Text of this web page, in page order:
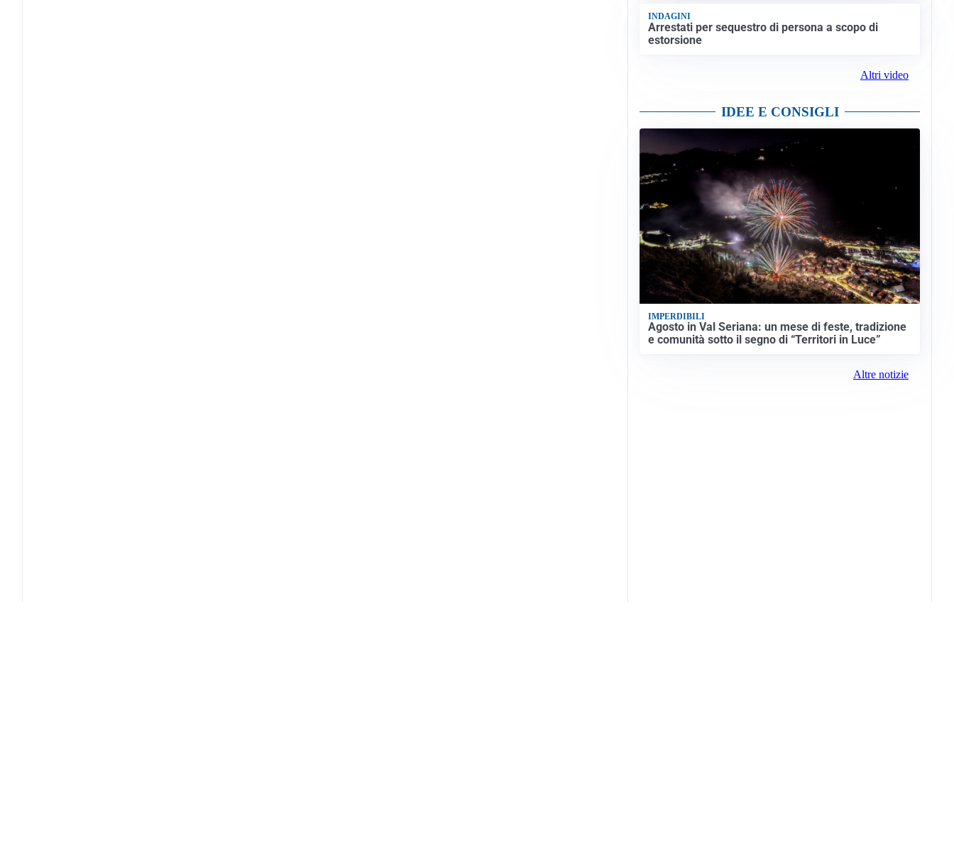
INDAGINI
Arrestati per sequestro di persona a scopo di
estorsione
Altri video
IDEE E CONSIGLI
IMPERDIBILI
Agosto in Val Seriana: un mese di feste, tradizione
e comunità sotto il segno di “Territori in Luce”
Altre notizie